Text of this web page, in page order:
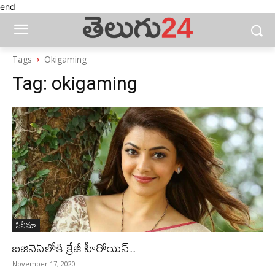
end
Tags Okigaming
Tag: okigaming
సినీమా
బిజినెస్‌లోకి క్రేజీ హీరోయిన్‌..
November 17, 2020